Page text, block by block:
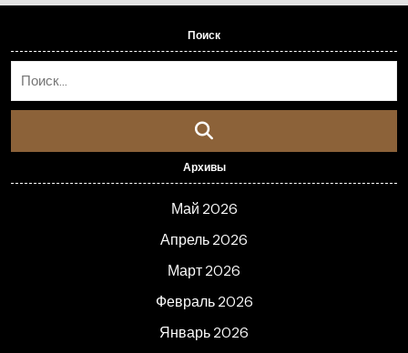
Поиск
Архивы
Май 2026
Апрель 2026
Март 2026
Февраль 2026
Январь 2026